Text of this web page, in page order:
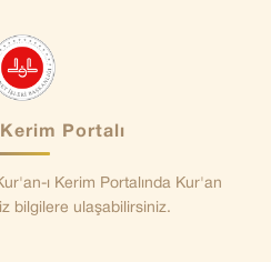
Portalı
ı Kerim Portalında Kur'an
bilgilere ulaşabilirsiniz.